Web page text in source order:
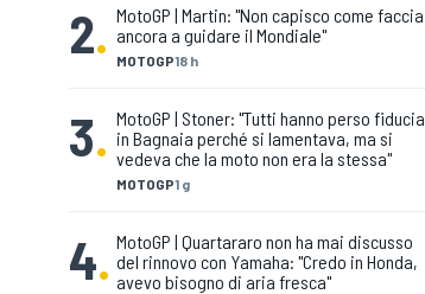
2. MOTOGP18 h
MotoGP | Martin: "Non capisco come faccia
ancora a guidare il Mondiale"
3.
MOTOGP1 g
MotoGP | Stoner: "Tutti hanno perso fiducia
in Bagnaia perché si lamentava, ma si
vedeva che la moto non era la stessa"
4. MotoGP | Quartararo non ha mai discusso
del rinnovo con Yamaha: "Credo in Honda,
avevo bisogno di aria fresca"